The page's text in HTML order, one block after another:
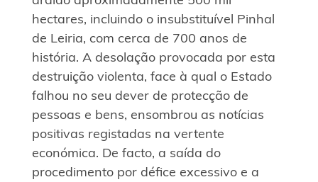
hectares, incluindo o insubstituível Pinhal
de Leiria, com cerca de 700 anos de
história. A desolação provocada por esta
destruição violenta, face à qual o Estado
falhou no seu dever de protecção de
pessoas e bens, ensombrou as notícias
positivas registadas na vertente
económica. De facto, a saída do
procedimento por défice excessivo e a